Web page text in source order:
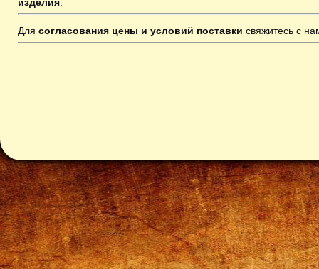
Для согласования цены и условий поставки свяжитесь с